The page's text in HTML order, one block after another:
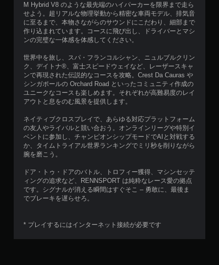
M Hybrid V8 のような最先端のハイパーカーを限界まで走ら
せよう。超リアルな物理挙動から精密な車両モデル、排気音
に至るまで、本物さながらのサウンドにこだわり、細部まで
作り込まれています。コースに飛び出し、ドライバーとマシ
ンの完璧な一体感を体感してください。
世界中を旅し、スパ・フランコルシャン、ニュルブルクリン
ク、デイトナ®、富士スピードウェイなど、レーザースキャ
ンで再現された伝説的なコースを攻略。Crest Da Cauras や
シンガポールの Orchard Road といったコミュニティ作成の
ユニークなコースも楽しめます。それぞれが高難易度のレイ
アウトと息をのむ風景を提供します。
ネイティブクロスプレイで、あらゆる対応プラットフォーム
の友人やライバルと競い合おう。オンラインリーグや特別イ
ベントに参加し、チャンピオンシップモードでAIと対戦する
か、タイムトライアル世界ランキングでミリ秒を削りながら
腕を磨こう。
ドア・トゥ・ドアのバトル、トロフィー獲得、マシンセッテ
ィングの追求など、RENNSPORT は純粋なレース愛の拠点
です。シグナルが消える瞬間はすぐそこ – 勇敢に、最後ま
でブレーキを遅らせろ。
* プレイするにはインターネット接続が必要です